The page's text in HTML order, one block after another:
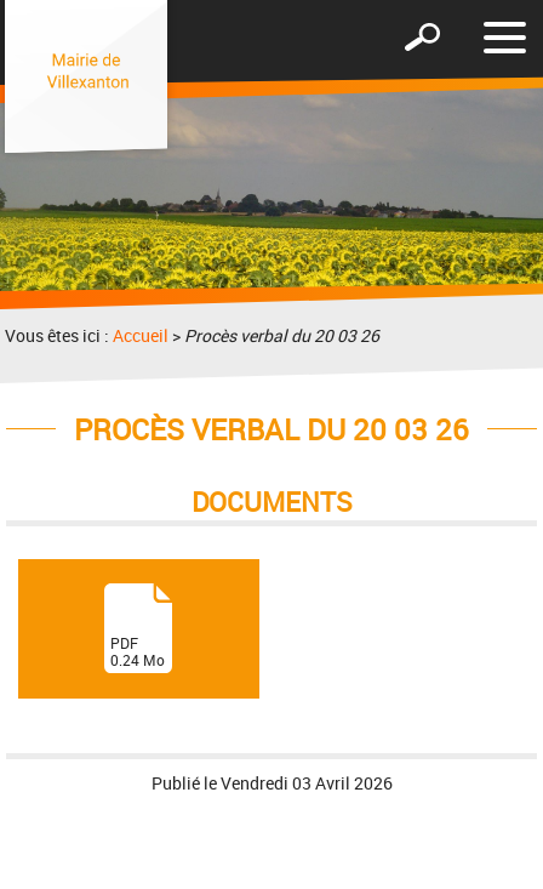
le
Afficher
formulaire
Vous êtes ici :Accueil > Procès verbal du 20 03 26
PROCÈS VERBAL DU 20 03 26
DOCUMENTS
(PDF
0.24 Mo
)
Publié leVendredi 03 Avril 2026